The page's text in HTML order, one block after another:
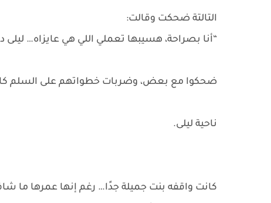
التالتة ضحكت وقالت:
“أنا بصراحة، هسيبها تعملي اللي هي عايزاه… ليلى
ضحكوا مع بعض، وضربات خطواتهم على السلم
ناحية ليلى.
كانت واقفه بنت جميلة جدًا… رغم إنها عمرها ما